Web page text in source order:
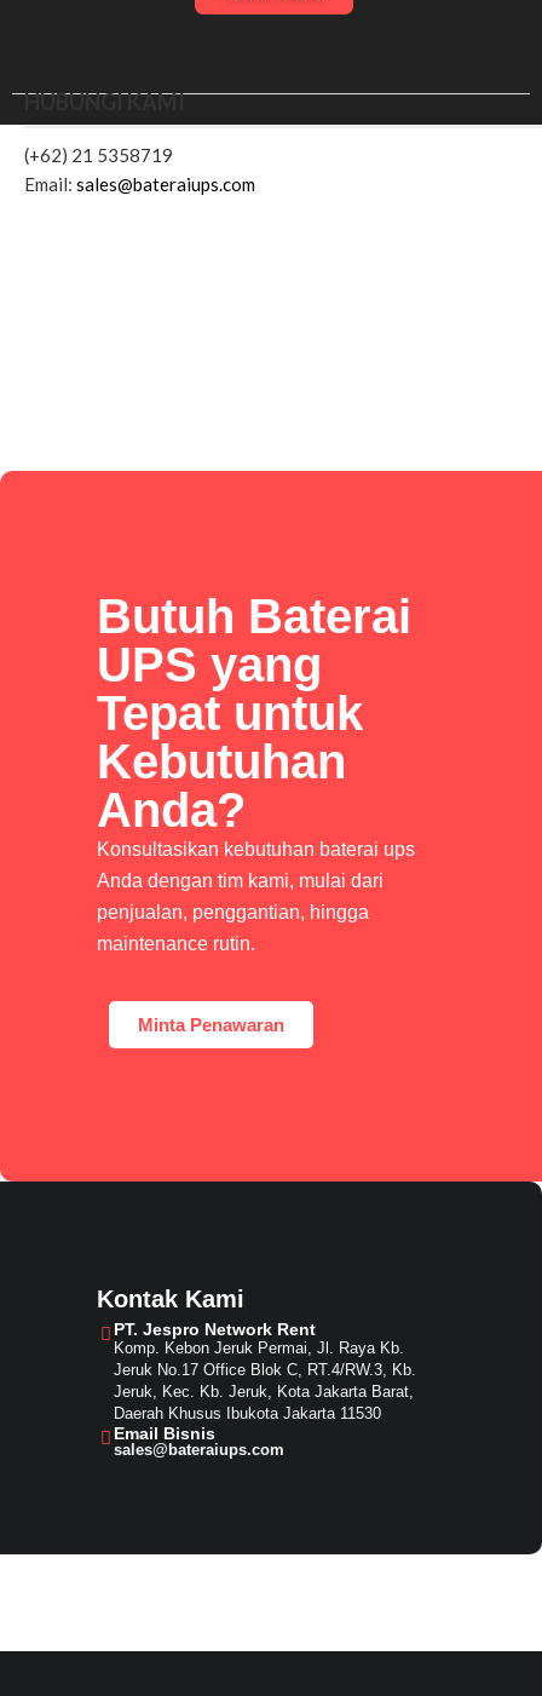
HUBUNGI KAMI
(+62) 21 5358719
Email: sales@bateraiups.com
Butuh Baterai
UPS yang
Tepat untuk
Kebutuhan
Anda?
Konsultasikan kebutuhan baterai ups
Anda dengan tim kami, mulai dari
penjualan, penggantian, hingga
maintenance rutin.
Minta Penawaran
Kontak Kami
PT. Jespro Network Rent​
Komp. Kebon Jeruk Permai, Jl. Raya Kb.
Jeruk No.17 Office Blok C, RT.4/RW.3, Kb.
Jeruk, Kec. Kb. Jeruk, Kota Jakarta Barat,
Daerah Khusus Ibukota Jakarta 11530
Email Bisnis​
sales@bateraiups.com